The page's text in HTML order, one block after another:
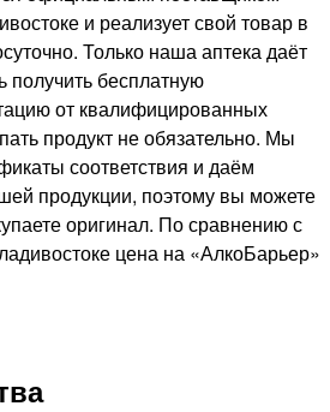
и реализует свой товар в
Только наша аптека даёт
получить бесплатную
от квалифицированных
продукт не обязательно. Мы
соответствия и даём
продукции, поэтому вы можете
оригинал. По сравнению с
цена на «АлкоБарьер»